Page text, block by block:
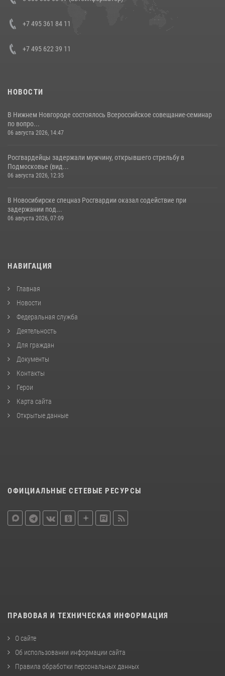
боевого опыта
+7 495 361 84 11
+7 495 622 39 11
НОВОСТИ
В Нижнем Новгороде состоялось Всероссийское совещание-семинар
по вопро...
06 августа 2026, 14:47
Росгвардейцы задержали мужчину, открывшего стрельбу в
Подмосковье (вид...
06 августа 2026, 12:35
В Новосибирске спецназ Росгвардии оказал содействие при
задержании под...
06 августа 2026, 07:09
НАВИГАЦИЯ
Главная
Новости
Федеральная служба
Деятельность
Для граждан
Документы
Контакты
Герои
Карта сайта
Открытые данные
ОФИЦИАЛЬНЫЕ СЕТЕВЫЕ РЕСУРСЫ
ПРАВОВАЯ И ТЕХНИЧЕСКАЯ ИНФОРМАЦИЯ
О сайте
Об использовании информации сайта
Правила обработки персональных данных